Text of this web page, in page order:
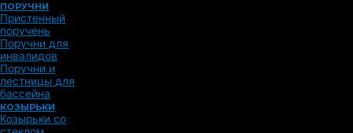
ПОРУЧНИ
Пристенный
поручень
Поручни для
инвалидов
Поручни и
лестницы для
бассейна
КОЗЫРЬКИ
Козырьки со